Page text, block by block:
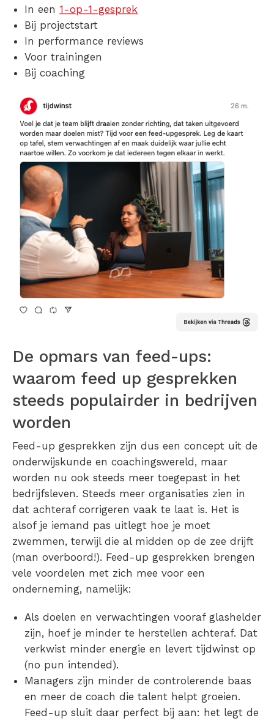
In een 1-op-1-gesprek
Bij projectstart
In performance reviews
Voor trainingen
Bij coaching
De opmars van feed-ups:
waarom feed up gesprekken
steeds populairder in bedrijven
worden
Feed-up gesprekken zijn dus een concept uit de
onderwijskunde en coachingswereld, maar
worden nu ook steeds meer toegepast in het
bedrijfsleven. Steeds meer organisaties zien in
dat achteraf corrigeren vaak te laat is. Het is
alsof je iemand pas uitlegt hoe je moet
zwemmen, terwijl die al midden op de zee drijft
(man overboord!). Feed-up gesprekken brengen
vele voordelen met zich mee voor een
onderneming, namelijk:
Als doelen en verwachtingen vooraf glashelder
zijn, hoef je minder te herstellen achteraf. Dat
verkwist minder energie en levert tijdwinst op
(no pun intended).
Managers zijn minder de controlerende baas
en meer de coach die talent helpt groeien.
Feed-up sluit daar perfect bij aan: het legt de